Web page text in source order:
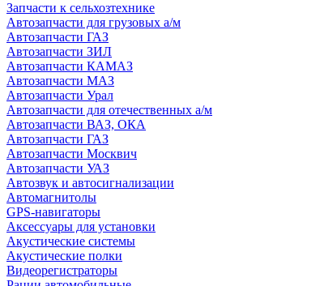
Запчасти к сельхозтехнике
Автозапчасти для грузовых а/м
Автозапчасти ГАЗ
Автозапчасти ЗИЛ
Автозапчасти КАМАЗ
Автозапчасти МАЗ
Автозапчасти Урал
Автозапчасти для отечественных а/м
Автозапчасти ВАЗ, ОКА
Автозапчасти ГАЗ
Автозапчасти Москвич
Автозапчасти УАЗ
Автозвук и автосигнализации
Автомагнитолы
GPS-навигаторы
Аксессуары для установки
Акустические системы
Акустические полки
Видеорегистраторы